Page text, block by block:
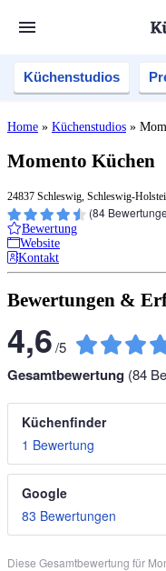
Küchenstudios
Home » Küchenstudios »
Momento Küchen
24837 Schleswig, Schleswig-
(84
Bewertung
Website
Kontakt
Bewertungen &
4,6/5
Gesamtbewertung (84
Küchenfinder
1 Bewertung
Google
83 Bewertungen
Diese Gesamtbewertung für